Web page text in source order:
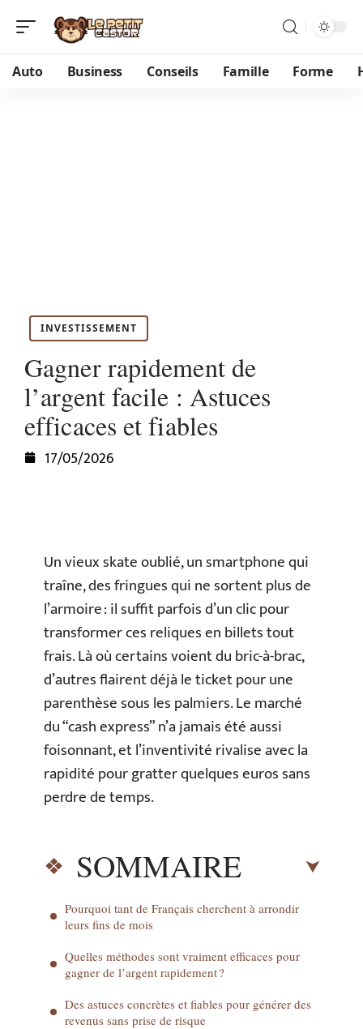
Auto Business Conseils Famille Forme
INVESTISSEMENT
Gagner rapidement de
l’argent facile : Astuces
efficaces et fiables
17/05/2026
Un vieux skate oublié, un smartphone qui
traîne, des fringues qui ne sortent plus de
l’armoire : il suffit parfois d’un clic pour
transformer ces reliques en billets tout
frais. Là où certains voient du bric-à-brac,
d’autres flairent déjà le ticket pour une
parenthèse sous les palmiers. Le marché
du “cash express” n’a jamais été aussi
foisonnant, et l’inventivité rivalise avec la
rapidité pour gratter quelques euros sans
perdre de temps.
SOMMAIRE
Pourquoi tant de Français cherchent à arrondir
leurs fins de mois
Quelles méthodes sont vraiment efficaces pour
gagner de l’argent rapidement ?
Des astuces concrètes et fiables pour générer des
revenus sans prise de risque